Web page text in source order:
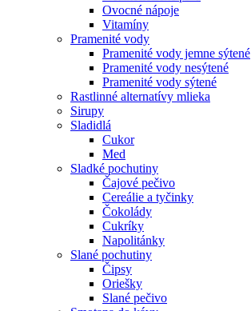
Ovocné nápoje
Vitamíny
Pramenité vody
Pramenité vody jemne sýtené
Pramenité vody nesýtené
Pramenité vody sýtené
Rastlinné alternatívy mlieka
Sirupy
Sladidlá
Cukor
Med
Sladké pochutiny
Čajové pečivo
Cereálie a tyčinky
Čokolády
Cukríky
Napolitánky
Slané pochutiny
Čipsy
Oriešky
Slané pečivo